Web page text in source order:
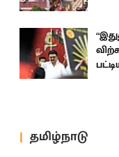
தமிழ்நாடு